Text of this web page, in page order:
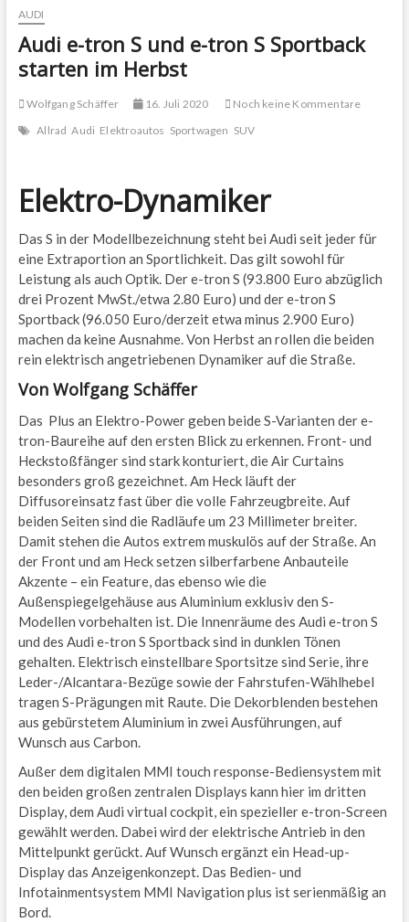
AUDI
Audi e-tron S und e-tron S Sportback
starten im Herbst
Wolfgang Schäffer 16. Juli 2020
Noch keine Kommentare
Allrad Audi Elektroautos Sportwagen SUV
Elektro-Dynamiker
Das S in der Modellbezeichnung steht bei Audi seit jeder für
eine Extraportion an Sportlichkeit. Das gilt sowohl für
Leistung als auch Optik. Der e-tron S (93.800 Euro abzüglich
drei Prozent MwSt./etwa 2.80 Euro) und der e-tron S
Sportback (96.050 Euro/derzeit etwa minus 2.900 Euro)
machen da keine Ausnahme. Von Herbst an rollen die beiden
rein elektrisch angetriebenen Dynamiker auf die Straße.
Von Wolfgang Schäffer
Das Plus an Elektro-Power geben beide S-Varianten der e-
tron-Baureihe auf den ersten Blick zu erkennen. Front- und
Heckstoßfänger sind stark konturiert, die Air Curtains
besonders groß gezeichnet. Am Heck läuft der
Diffusoreinsatz fast über die volle Fahrzeugbreite. Auf
beiden Seiten sind die Radläufe um 23 Millimeter breiter.
Damit stehen die Autos extrem muskulös auf der Straße. An
der Front und am Heck setzen silberfarbene Anbauteile
Akzente – ein Feature, das ebenso wie die
Außenspiegelgehäuse aus Aluminium exklusiv den S-
Modellen vorbehalten ist. Die Innenräume des Audi e-tron S
und des Audi e-tron S Sportback sind in dunklen Tönen
gehalten. Elektrisch einstellbare Sportsitze sind Serie, ihre
Leder-/Alcantara-Bezüge sowie der Fahrstufen-Wählhebel
tragen S-Prägungen mit Raute. Die Dekorblenden bestehen
aus gebürstetem Aluminium in zwei Ausführungen, auf
Wunsch aus Carbon.
Außer dem digitalen MMI touch response-Bediensystem mit
den beiden großen zentralen Displays kann hier im dritten
Display, dem Audi virtual cockpit, ein spezieller e-tron-Screen
gewählt werden. Dabei wird der elektrische Antrieb in den
Mittelpunkt gerückt. Auf Wunsch ergänzt ein Head-up-
Display das Anzeigenkonzept. Das Bedien- und
Infotainmentsystem MMI Navigation plus ist serienmäßig an
Bord.